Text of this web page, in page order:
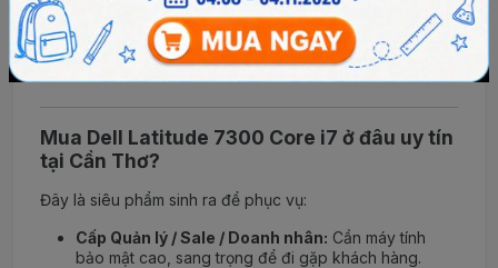
Mua Dell Latitude 7300 Core i7 ở đâu uy tín
tại Cần Thơ?
Đây là siêu phẩm sinh ra để phục vụ:
Cấp Quản lý / Sale / Doanh nhân: Cần máy tính
bảo mật cao, sang trọng để đi gặp khách hàng.